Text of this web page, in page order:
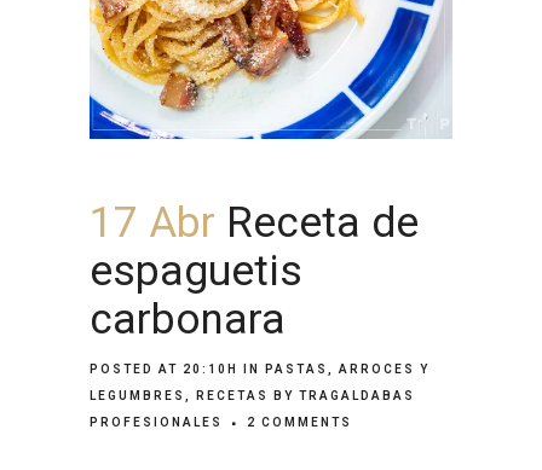
17 Abr Receta de
espaguetis
carbonara
POSTED AT 20:10H IN
PASTAS, ARROCES Y
LEGUMBRES
RECETAS BY TRAGALDABAS
PROFESIONALES
2 COMMENTS